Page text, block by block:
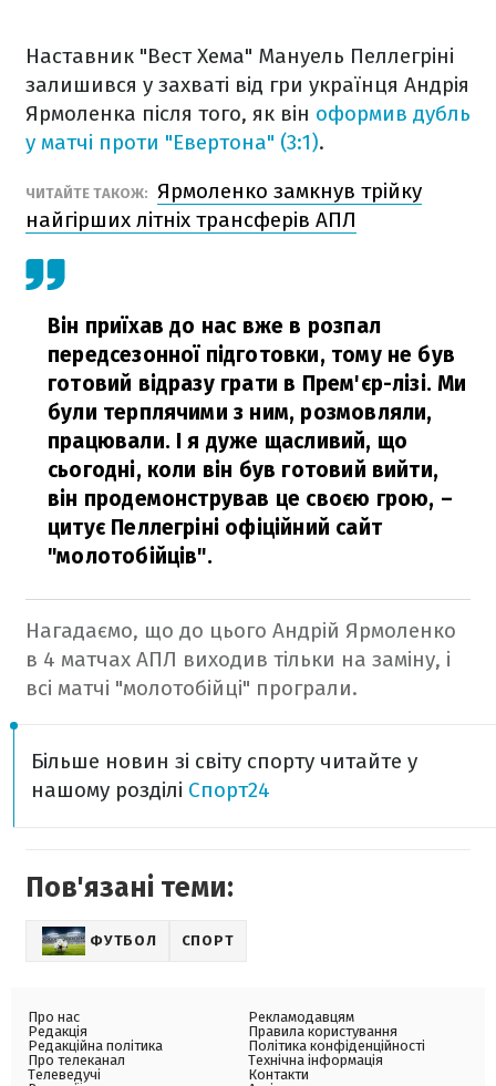
Наставник "Вест Хема" Мануель Пеллегріні
залишився у захваті від гри українця Андрія
Ярмоленка після того, як він оформив дубль
у матчі проти "Евертона" (3:1).
ЧИТАЙТЕ ТАКОЖ: Ярмоленко замкнув трійку
найгірших літніх трансферів АПЛ
Він приїхав до нас вже в розпал
передсезонної підготовки, тому не був
готовий відразу грати в Прем'єр-лізі. Ми
були терплячими з ним, розмовляли,
працювали. І я дуже щасливий, що
сьогодні, коли він був готовий вийти,
він продемонстрував це своєю грою, –
цитує Пеллегріні офіційний сайт
"молотобійців".
Нагадаємо, що до цього Андрій Ярмоленко
в 4 матчах АПЛ виходив тільки на заміну, і
всі матчі "молотобійці" програли.
Більше новин зі світу спорту читайте у
нашому розділі Спорт24
Пов'язані теми:
ФУТБОЛ СПОРТ
Про нас
Редакція
Редакційна політика
Про телеканал
Телеведучі
Рекламодавцям
Правила користування
Політика конфіденційності
Технічна інформація
Контакти